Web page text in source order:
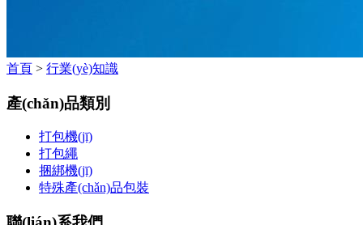
首頁 > 行業(yè)知識
產(chǎn)品類別
打包機(jī)
打包繩
捆綁機(jī)
特殊產(chǎn)品包裝